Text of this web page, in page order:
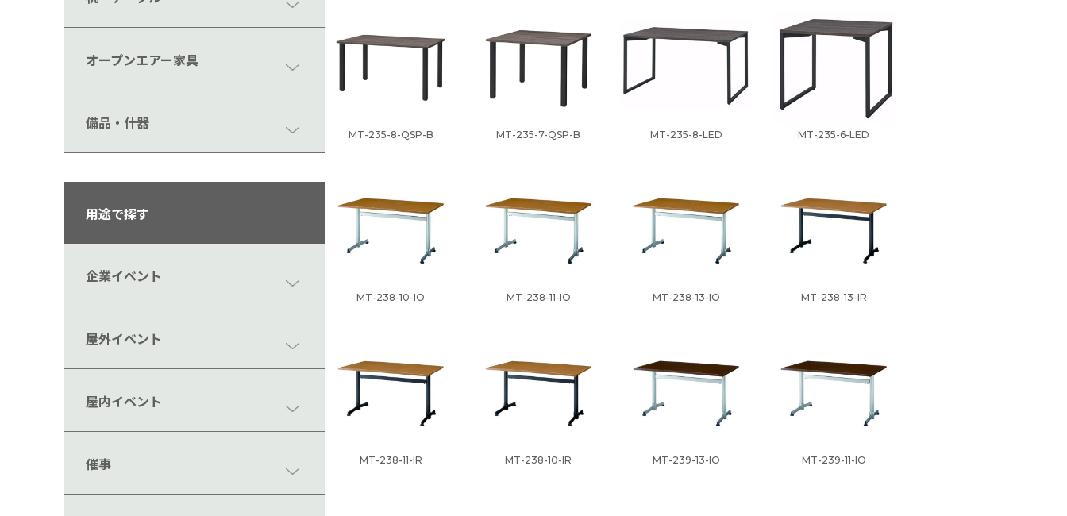
オープンエアー家具
備品・什器
用途で探す
企業イベント
屋外イベント
屋内イベント
催事
MT-235-8-QSP-B MT-235-7-QSP-B MT-235-8-LED MT-235-6-LED
MT-238-10-IO MT-238-11-IO MT-238-13-IO MT-238-13-IR
MT-238-11-IR MT-238-10-IR MT-239-13-IO MT-239-11-IO